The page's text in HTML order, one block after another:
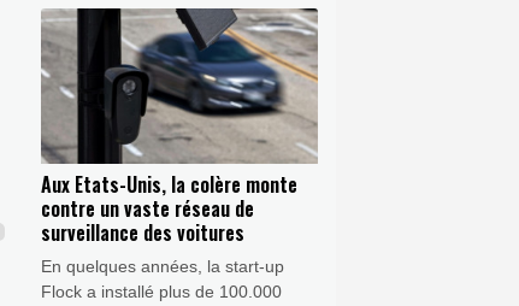
relancer le débat sur la dissuasion
nucléaire, le ministre de la Défense
appelant à des discussions "sans
tabou".
Aux Etats-Unis, la colère monte
contre un vaste réseau de
surveillance des voitures
En quelques années, la start-up
Flock a installé plus de 100.000